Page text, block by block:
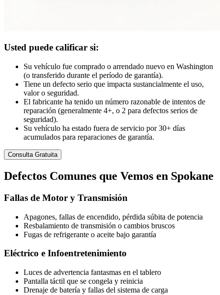
Usted puede calificar si:
Su vehículo fue comprado o arrendado nuevo en Washington
(o transferido durante el período de garantía).
Tiene un defecto serio que impacta sustancialmente el uso,
valor o seguridad.
El fabricante ha tenido un número razonable de intentos de
reparación (generalmente 4+, o 2 para defectos serios de
seguridad).
Su vehículo ha estado fuera de servicio por 30+ días
acumulados para reparaciones de garantía.
Consulta Gratuita
Defectos Comunes que Vemos en Spokane
Fallas de Motor y Transmisión
Apagones, fallas de encendido, pérdida súbita de potencia
Resbalamiento de transmisión o cambios bruscos
Fugas de refrigerante o aceite bajo garantía
Eléctrico e Infoentretenimiento
Luces de advertencia fantasmas en el tablero
Pantalla táctil que se congela y reinicia
Drenaje de batería y fallas del sistema de carga